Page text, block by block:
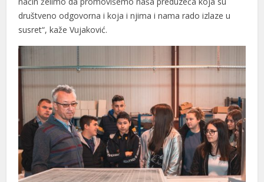
društveno odgovorna i koja i njima i nama rado izlaze u
susret“, kaže Vujaković.